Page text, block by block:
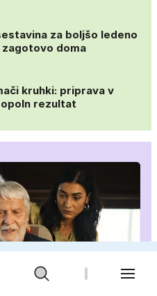
za boljšo ledeno
doma
kruhki: priprava v
rezultat